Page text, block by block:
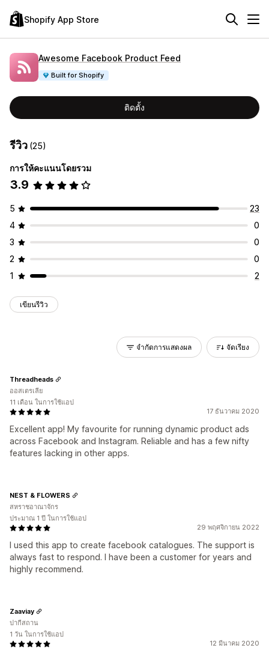
Shopify App Store
Awesome Facebook Product Feed
Built for Shopify
ติดตั้ง
รีวิว (25)
การให้คะแนนโดยรวม
3.9
5
23
4
0
3
0
2
0
1
2
เขียนรีวิว
จำกัดการแสดงผล จัดเรียง
17 ธันวาคม 2020
Excellent app! My favourite for running dynamic product ads
across Facebook and Instagram. Reliable and has a few nifty
features lacking in other apps.
Threadheads
ออสเตรเลีย
11 เดือน ในการใช้แอป
29 พฤศจิกายน 2022
I used this app to create facebook catalogues. The support is
always fast to respond. I have been a customer for years and
highly recommend.
NEST & FLOWERS
สหราชอาณาจักร
ประมาณ 1 ปี ในการใช้แอป
12 มีนาคม 2020
Zaaviay
ปากีสถาน
1 วัน ในการใช้แอป